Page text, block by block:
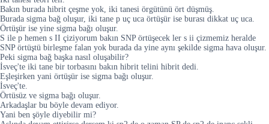
Bakın burada hibrit çeşme yok, iki tanesi örgütünü ört düşmüş.
Burada sigma bağ oluşur, iki tane p uç uca örtüşür ise burası dikkat uç uca.
Örtüşür ise yine sigma bağı oluşur.
S ile p hemen s II çiziyorum bakın SNP örtüşecek ler s ii çizmemiz heralde
SNP örtüştü birleşme falan yok burada da yine aynı şekilde sigma hava oluşur.
Peki sigma bağ başka nasıl oluşabilir?
İsveç'te iki tane bir torbasını bakın hibrit telini hibrit dedi.
Eşleşirken yani örtüşür ise sigma bağı oluşur.
İsveç'te.
Örtüsüz ve sigma bağı oluşur.
Arkadaşlar bu böyle devam ediyor.
Yani ben şöyle diyebilir mi?